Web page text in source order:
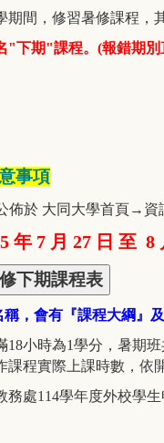
期間，修習暑修課程，
"下期"課程。(報錯期
事項
佈於 大同大學首頁→資
年 7 月 27 日 至 8
，會有『課程大綱』
18小時為1學分，暑期
程實際上課時數，依
務處114學年度外校學